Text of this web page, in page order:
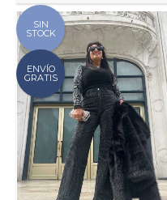
SIN
STOCK
ENVÍO
GRATIS